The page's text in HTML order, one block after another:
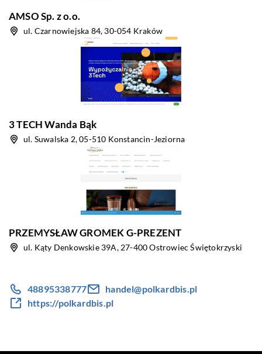
AMSO Sp. z o.o.
ul. Czarnowiejska 84, 30-054 Kraków
3 TECH Wanda Bąk
ul. Suwalska 2, 05-510 Konstancin-Jeziorna
PRZEMYSŁAW GROMEK G-PREZENT
ul. Kąty Denkowskie 39A, 27-400 Ostrowiec Świętokrzyski
48895338777
handel@polkardbis.pl
https://polkardbis.pl